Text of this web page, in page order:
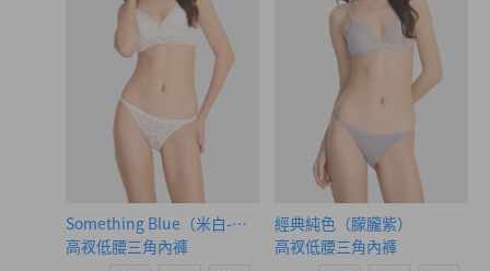
Something Blue（米白-幸福藍花）
高衩低腰三角內褲
經典純色（朦朧紫）
高衩低腰三角內褲